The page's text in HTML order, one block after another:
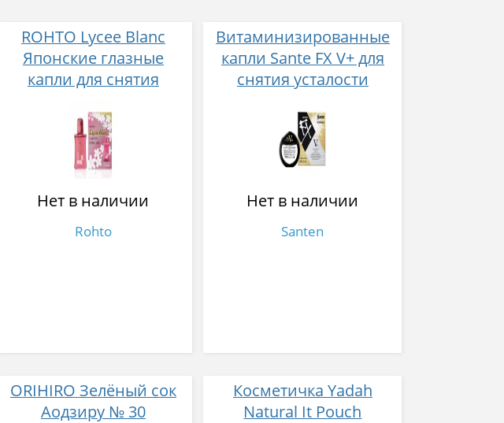
ROHTO Lycee Blanc
Японские глазные
капли для снятия
отбеливания белков
глаз с бергамотом
Нет в наличии
Rohto
Витаминизированные
капли Sante FX V+ для
снятия усталости
Нет в наличии
Santen
ORIHIRO Зелёный сок
Аодзиру № 30
Косметичка Yadah
Natural It Pouch